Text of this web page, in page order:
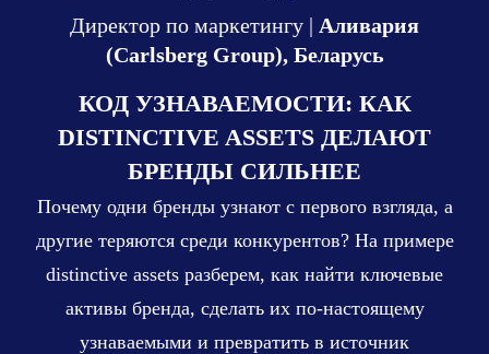
Директор по маркетингу | Аливария
(Carlsberg Group), Беларусь
КОД УЗНАВАЕМОСТИ: КАК
DISTINCTIVE ASSETS ДЕЛАЮТ
БРЕНДЫ СИЛЬНЕЕ
Почему одни бренды узнают с первого взгляда, а
другие теряются среди конкурентов? На примере
distinctive assets разберем, как найти ключевые
активы бренда, сделать их по-настоящему
узнаваемыми и превратить в источник